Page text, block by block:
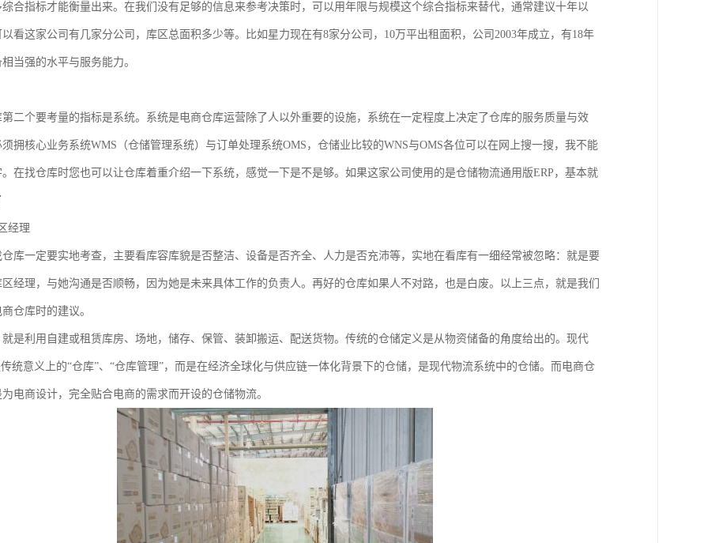
综合指标才能衡量出来。在我们没有足够的信息来参考决策时，可以用年限与规模这个综合指标来替代，通常建议十年以
以看这家公司有几家分公司，库区总面积多少等。比如星力现在有8家分公司，10万平出租面积，公司2003年成立，有18年
当强的水平与服务能力。
二个要考量的指标是系统。系统是电商仓库运营除了人以外重要的设施，系统在一定程度上决定了仓库的服务质量与效
拥核心业务系统WMS（仓储管理系统）与订单处理系统OMS，仓储业比较的WNS与OMS各位可以在网上搜一搜，我不能
。在找仓库时您也可以让仓库着重介绍一下系统，感觉一下是不是够。如果这家公司使用的是仓储物流通用版ERP，基本就
经理
仓库一定要实地考查，主要看库容库貌是否整洁、设备是否齐全、人力是否充沛等，实地在看库有一细经常被忽略：就是要
经理，与她沟通是否顺畅，因为她是未来具体工作的负责人。再好的仓库如果人不对路，也是白废。以上三点，就是我们
仓库时的建议。
是利用自建或租赁库房、场地，储存、保管、装卸搬运、配送货物。传统的仓储定义是从物资储备的角度给出的。现代
统意义上的“仓库”、“仓库管理”，而是在经济全球化与供应链一体化背景下的仓储，是现代物流系统中的仓储。而电商仓
电商设计，完全贴合电商的需求而开设的仓储物流。